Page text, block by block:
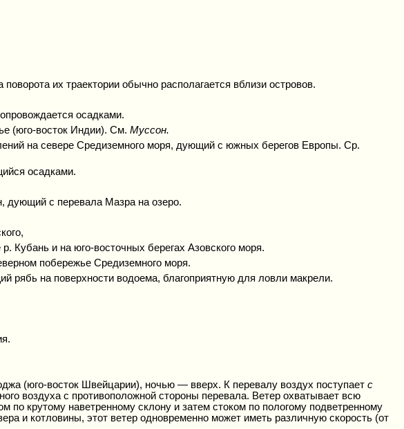
их траектории обычно располагается вблизи островов.
осадками.
(юго-восток Индии). См. Муссон.
на севере Средиземного моря, дующий с южных берегов Европы. Ср.
осадками.
дующий с перевала Мазра на озеро.
Кубань и на юго-восточных берегах Азовского моря.
побережье Средиземного моря.
на поверхности водоема, благоприятную для ловли макрели.
(юго-восток Швейцарии), ночью — вверх. К перевалу воздух поступает с
воздуха с противоположной стороны перевала. Ветер охватывает всю
по крутому наветренному склону и затем стоком по пологому подветренному
и котловины, этот ветер одновременно может иметь различную скорость (от